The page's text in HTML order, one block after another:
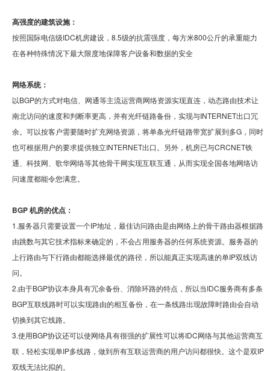
高强度的建筑设施：
按照国际电信级IDC机房建设，8.5级的抗震强度，每方米800公斤的承重能力
在各种特殊情况下最大限度地保障客户设备和数据的安全
网络系统：
以BGP的方式对电信、网通等主流运营商网络资源实现直连，动态路由技术让
南北访问的速度和判断率更高，并有光纤链路备份，实现与INTERNET出口冗
余。可以按客户需要随时扩充网络资源，将单条光纤链路带宽扩展到多G，同时
也可根据用户的要求提供独立INTERNET出口。另外，机房已与CRCNET铁
通、科技网、歌华网络等其他骨干网实现互联互通，从而实现全国各地网络访
问速度都能令您满意。
BGP 机房的优点：
1.服务器只需要设置一个IP地址，最佳访问路由是由网络上的骨干路由器根据路
由跳数与其它技术指标来确定的，不会占用服务器的任何系统资源。服务器的
上行路由与下行路由都能选择最优的路径，所以能真正实现高速的单IP双线访
问。
2.由于BGP协议本身具有冗余备份、消除环路的特点，所以当IDC服务商有多条
BGP互联线路时可以实现路由的相互备份，在一条线路出现故障时路由会自动
切换到其它线路。
3.使用BGP协议还可以使网络具有很强的扩展性可以将IDC网络与其他运营商互
联，轻松实现单IP多线路，做到所有互联运营商的用户访问都很快。这个是双IP
双线无法比拟的。